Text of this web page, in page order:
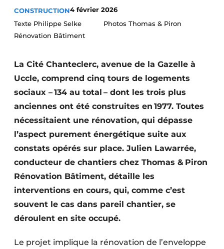
Termes et conditions
Video’s
Construction bois
Contrôle d’accès
Éclairage
Fondations
Façades
Géotextiles
Infrastructures souterraines et égouttage
CONSTRUCTION4 février 2026
Texte Philippe Selke Photos Thomas & Piron
Rénovation Bâtiment
La Cité Chanteclerc, avenue de la Gazelle à
Uccle, comprend cinq tours de logements
sociaux – 134 au total – dont les trois plus
anciennes ont été construites en 1977. Toutes
nécessitaient une rénovation, qui dépasse
l’aspect purement énergétique suite aux
constats opérés sur place. Julien Lawarrée,
conducteur de chantiers chez Thomas & Piron
Rénovation Bâtiment, détaille les
interventions en cours, qui, comme c’est
souvent le cas dans pareil chantier, se
déroulent en site occupé.
Le projet implique la rénovation de l’enveloppe